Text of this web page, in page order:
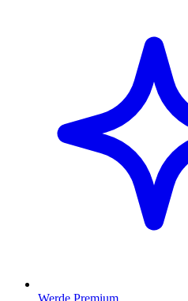
Werde Premium